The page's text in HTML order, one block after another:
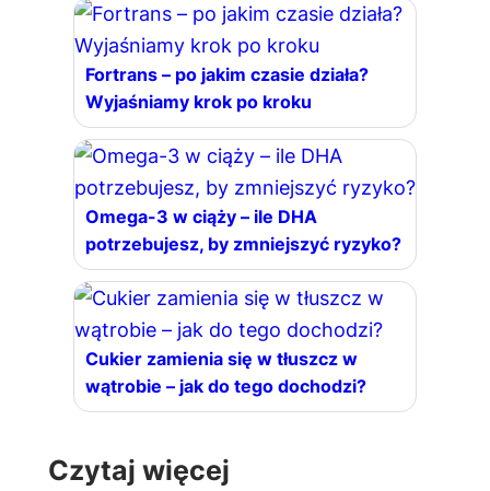
Fortrans – po jakim czasie działa?
Wyjaśniamy krok po kroku
Omega-3 w ciąży – ile DHA
potrzebujesz, by zmniejszyć ryzyko?
Cukier zamienia się w tłuszcz w
wątrobie – jak do tego dochodzi?
Czytaj więcej